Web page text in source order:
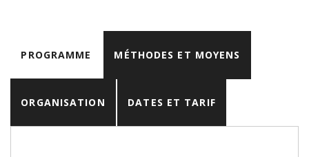
PROGRAMME MÉTHODES ET MOYENS
ORGANISATION DATES ET TARIF